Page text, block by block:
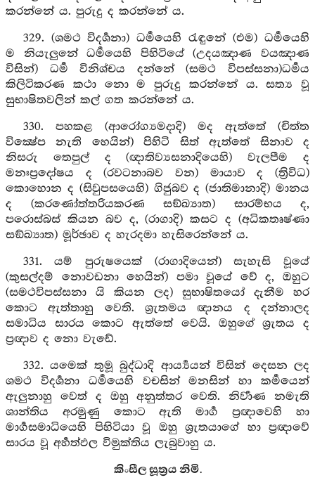
කරන්නේ ය. පුරුදු ද කරන්නේ ය.
329. (ශමථ විදර්‍ශනා) ධර්‍මයෙහි රැඳුනේ (එම) ධර්‍මයෙහි
ම නියැලුනේ ධර්‍මයෙහි පිහිටියේ (උදයඤාණ වයඤාණ
විසින්) ධර්‍ම විනිශ්චය දන්නේ (සමථ විපස්සනා)ධර්‍මය
කිලිටිකරණ කථා නො ම පුරුදු කරන්නේ ය. සත්‍ය වූ
සුභාෂිතවලින් කල් ගත කරන්නේ ය.
330. පහකළ (ආරෝග්‍යමදාදි) මද ඇත්තේ (චිත්ත
වික්‍ෂේප නැති හෙයින්) පිහිටි සිත් ඇත්තේ සිනාව ද
නිසරු තෙපුල් ද (ඥාතිව්‍යසනාදියෙහි) වැලපීම ද
මනඃප්‍රදෝෂය ද (රවටනාබව වන) මායාව ද (ත්‍රිවිධ)
කොහොන ද (සිවුපසයෙහි) ගිජුබව ද (ජාතිමානාදි) මානය
ද (කරණෝත්තරියකරණ සඞ්ඛ්‍යාත) සාරම්භය ද,
පරොස්බස් කියන බව ද, (රාගාදි) කසට ද (අධිකතෘෂ්ණා
සඞ්ඛ්‍යාත) මූර්ඡාව ද හැරදමා හැසිරෙන්නේ ය.
331. යම් පුරුෂයෙක් (රාගාදියෙන්) සැහැසි වූයේ
(කුසල්දම් නොවඩනා හෙයින්) පමා වූයේ වේ ද, ඔහුට
(සමථවිපස්සනා යි කියන ලද) සුභාෂිතයෝ දැනීම හර
කොට ඇත්තාහු වෙති. ශ්‍රැතමය ඥානය ද දන්නාලද
සමාධිය සාරය කොට ඇත්තේ වෙයි. ඔහුගේ ශ්‍රැතය ද
ප්‍රඥාව ද නො වැඩේ.
332. යමෙක් තුමූ බුද්ධාදි ආර්‍ය්‍යයන් විසින් දෙසන ලද
ශමථ විදර්‍ශනා ධර්‍මයෙහි වචසින් මනසින් හා කර්‍මයෙන්
ඇලුනාහු වෙත් ද ඔහු අනුත්තර වෙති. නිර්‍වාණ නමැති
ශාන්තිය අරමුණු කොට ඇති මාර්‍ග ප්‍රඥාවෙහි හා
මාර්‍ගසමාධියෙහි පිහිටියා වූ ඔහු ශ්‍රැතයාගේ හා ප්‍රඥාවේ
සාරය වූ අර්‍හත්ඵල විමුක්තිය ලැබුවාහු ය.
කිංසීල සූත්‍රය නිමි.